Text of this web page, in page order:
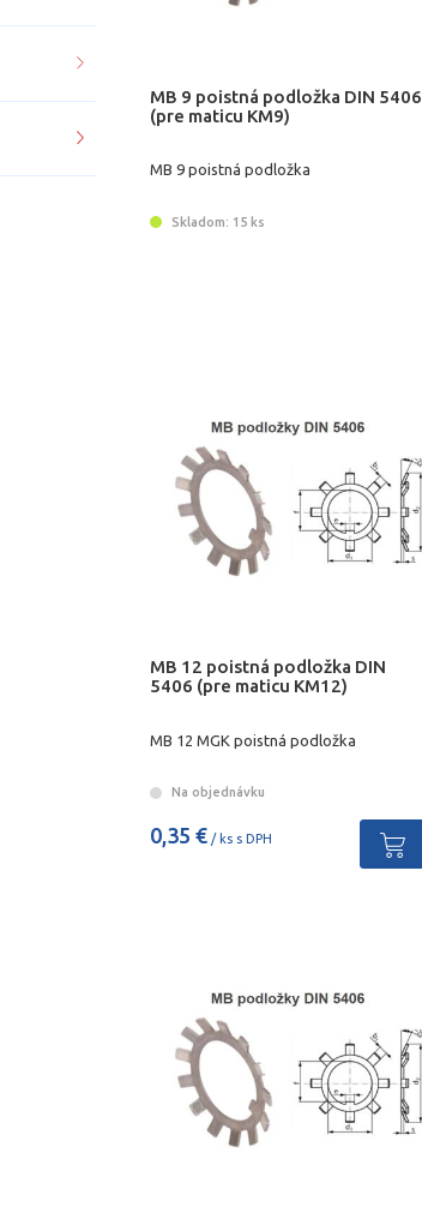
MB 9 poistná podložka DIN 5406
(pre maticu KM9)
MB 9 poistná podložka
Skladom: 15 ks
MB 12 poistná podložka DIN
5406 (pre maticu KM12)
MB 12 MGK poistná podložka
Na objednávku
0,35 € / ks s DPH